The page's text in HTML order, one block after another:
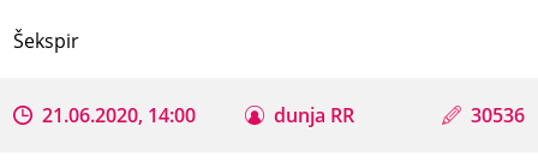
Šekspir
21.06.2020, 14:00 dunja RR 30536